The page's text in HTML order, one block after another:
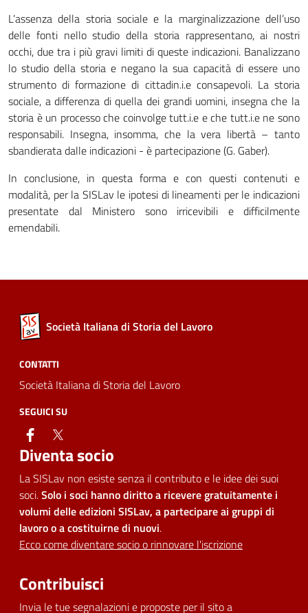
L’assenza della storia sociale e la marginalizzazione dell’uso
delle fonti nello studio della storia rappresentano, ai nostri
occhi, due tra i più gravi limiti di queste indicazioni. Banalizzano
lo studio della storia e negano la sua capacità di essere uno
strumento di formazione di cittadin.i.e consapevoli. La storia
sociale, a differenza di quella dei grandi uomini, insegna che la
storia è un processo che coinvolge tutt.i.e e che tutt.i.e ne sono
responsabili. Insegna, insomma, che la vera libertà – tanto
sbandierata dalle indicazioni - è partecipazione (G. Gaber).
In conclusione, in questa forma e con questi contenuti e
modalità, per la SISLav le ipotesi di lineamenti per le indicazioni
presentate dal Ministero sono irricevibili e difficilmente
emendabili.
Società Italiana di Storia del Lavoro
CONTATTI
Società Italiana di Storia del Lavoro
SEGUICI SU
facebook
Diventa socio
La SISLav non esiste senza il contributo e le idee dei suoi
soci.Solo i soci hanno diritto a ricevere gratuitamente i
volumi delle edizioni SISLav, a partecipare ai gruppi di
lavoro o a costituirne di nuovi.
Ecco come diventare socio o rinnovare l'iscrizione
Contribuisci
Invia le tue segnalazioni e proposte per il sito a